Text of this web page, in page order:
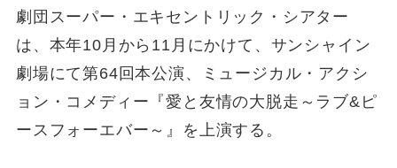
劇団スーパー・エキセントリック・シアター
は、本年10月から11月にかけて、サンシャイン
劇場にて第64回本公演、ミュージカル・アクシ
ョン・コメディー『愛と友情の大脱走～ラブ&ピ
ースフォーエバー～』を上演する。